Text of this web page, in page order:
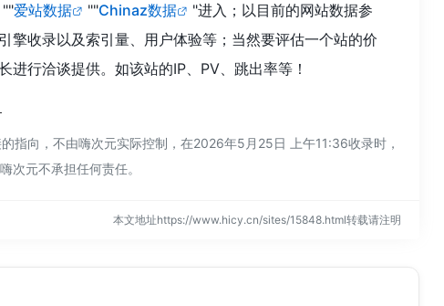
""爱站数据 ""Chinaz数据
"进入；以目前的网站数据参
收录以及索引量、用户体验等；当然要评估一个站的价
行洽谈提供。如该站的IP、PV、跳出率等！
指向，不由嗨次元实际控制，在2026年5月25日 上午11:36收录时，
次元不承担任何责任。
本文地址https://www.hicy.cn/sites/15848.html转载请注明